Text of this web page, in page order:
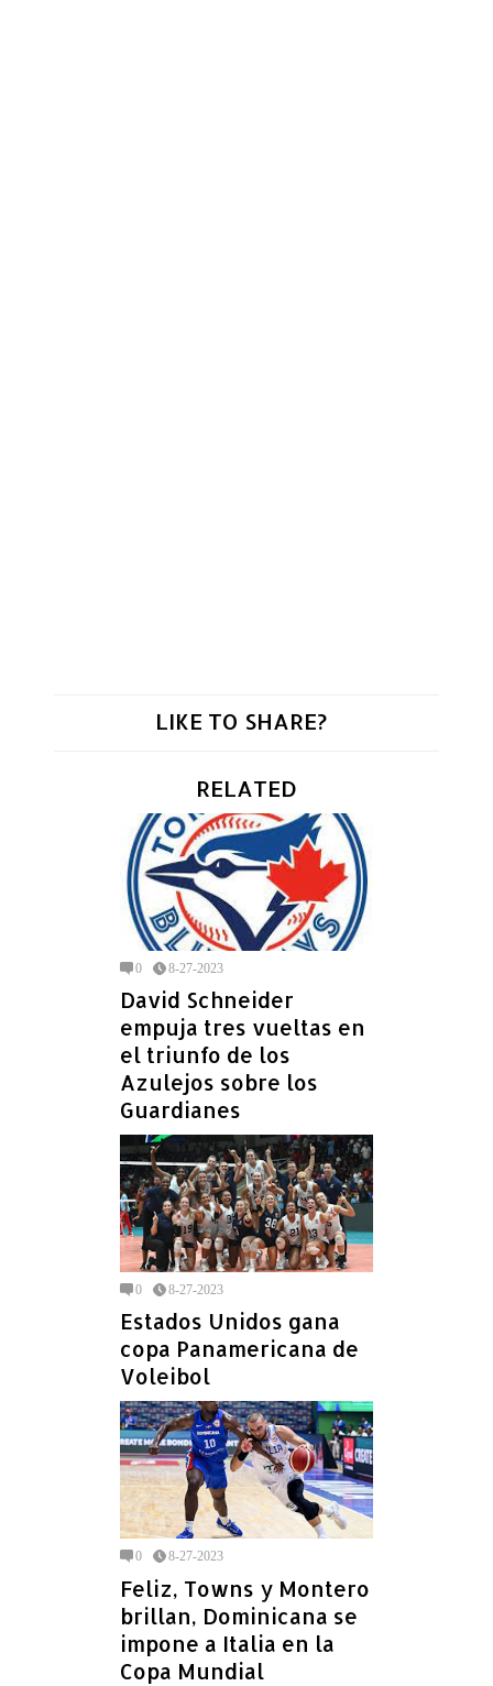
LIKE TO SHARE?
RELATED
0 8-27-2023
David Schneider
empuja tres vueltas en
el triunfo de los
Azulejos sobre los
Guardianes
0 8-27-2023
Estados Unidos gana
copa Panamericana de
Voleibol
0 8-27-2023
Feliz, Towns y Montero
brillan, Dominicana se
impone a Italia en la
Copa Mundial